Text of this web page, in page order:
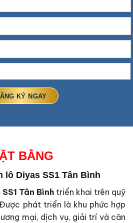
BẰNG
lô Diyas SS1 Tân Bình
Tân Bình triển khai trên quỹ
phát triển là khu phức hợp
mại, dịch vụ, giải trí và căn